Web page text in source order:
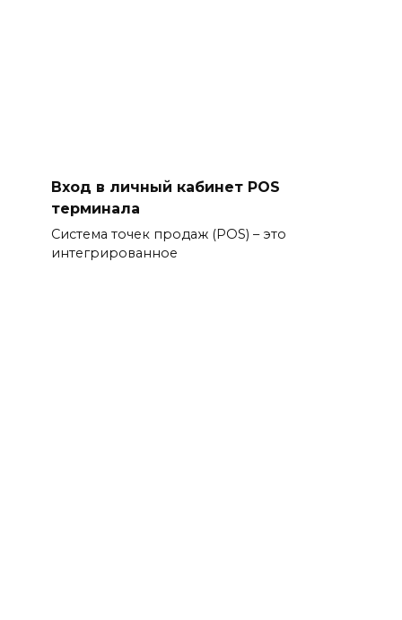
Вход в личный кабинет POS
терминала
Система точек продаж (POS) – это
интегрированное